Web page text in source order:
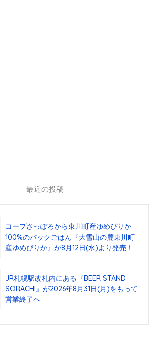
最近の投稿
コープさっぽろから東川町産ゆめぴりか
100%のパックごはん『⼤雪⼭の麓東川町
産ゆめぴりか』が8⽉12⽇(⽔)より発売！
JR札幌駅改札内にある『BEER STAND
SORACHI』が2026年8月31日(月)をもって
営業終了へ